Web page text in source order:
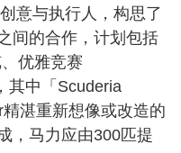
意与执行人，构思了
间的合作，计划包括
优雅竞赛
其中「Scuderia
湛重新想像或改造的
，马力应由300匹提